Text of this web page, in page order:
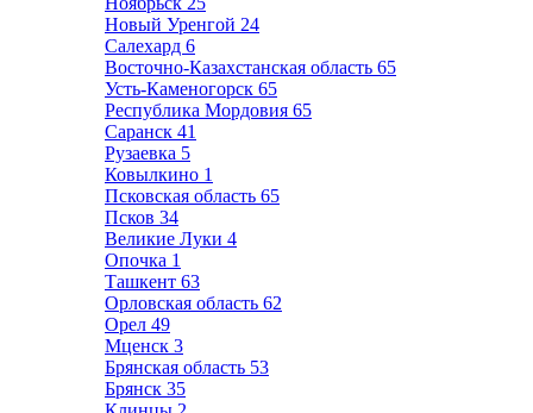
Новый Уренгой 24
Салехард 6
Восточно-Казахстанская область 65
Усть-Каменогорск 65
Республика Мордовия 65
Саранск 41
Рузаевка 5
Ковылкино 1
Псковская область 65
Псков 34
Великие Луки 4
Опочка 1
Ташкент 63
Орловская область 62
Орел 49
Мценск 3
Брянская область 53
Брянск 35